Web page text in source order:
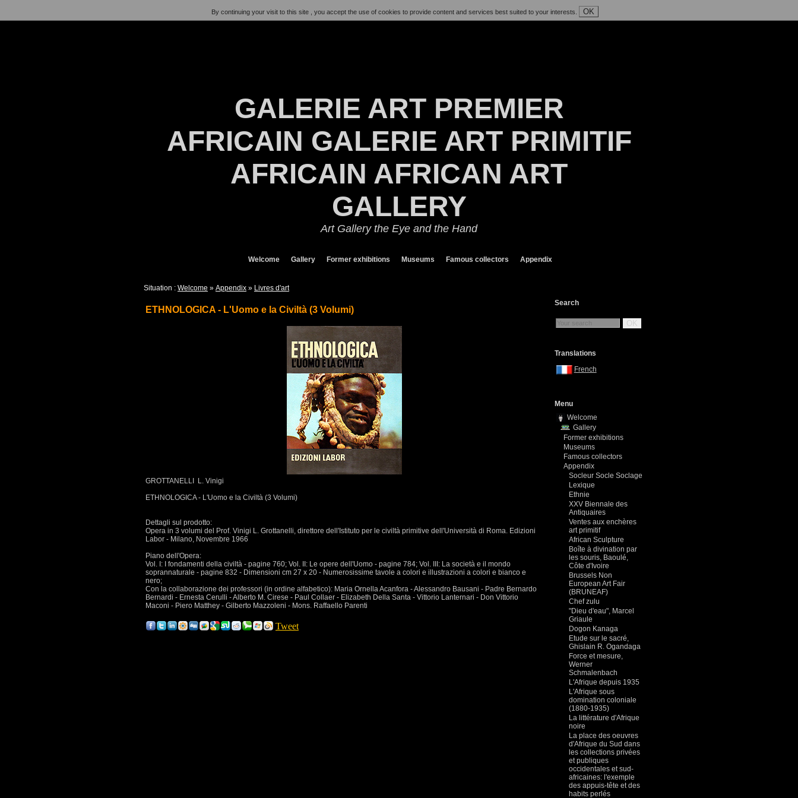
By continuing your visit to this site , you accept the use of cookies to provide content and services best suited to your interests. OK
GALERIE ART PREMIER
AFRICAIN GALERIE ART PRIMITIF
AFRICAIN AFRICAN ART
GALLERY
Art Gallery the Eye and the Hand
Welcome Gallery Former exhibitions Museums Famous collectors Appendix
Situation : Welcome » Appendix » Livres d'art
ETHNOLOGICA - L'Uomo e la Civiltà (3 Volumi)
GROTTANELLI L. Vinigi
ETHNOLOGICA - L'Uomo e la Civiltà (3 Volumi)
Dettagli sul prodotto:
Opera in 3 volumi del Prof. Vinigi L. Grottanelli, direttore dell'Istituto per le civiltà primitive dell'Università di Roma. Edizioni
Labor - Milano, Novembre 1966
Piano dell'Opera:
Vol. I: I fondamenti della civiltà - pagine 760; Vol. II: Le opere dell'Uomo - pagine 784; Vol. III: La società e il mondo
soprannaturale - pagine 832 - Dimensioni cm 27 x 20 - Numerosissime tavole a colori e illustrazioni a colori e bianco e
nero;
Con la collaborazione dei professori (in ordine alfabetico): Maria Ornella Acanfora - Alessandro Bausani - Padre Bernardo
Bernardi - Ernesta Cerulli - Alberto M. Cirese - Paul Collaer - Elizabeth Della Santa - Vittorio Lanternari - Don Vittorio
Maconi - Piero Matthey - Gilberto Mazzoleni - Mons. Raffaello Parenti
Tweet
Search
OK
Translations
French
Menu
Welcome
Gallery
Former exhibitions
Museums
Famous collectors
Appendix
Socleur Socle Soclage
Lexique
Ethnie
XXV Biennale des
Antiquaires
Ventes aux enchères
art primitif
African Sculpture
Boîte à divination par
les souris, Baoulé,
Côte d'Ivoire
Brussels Non
European Art Fair
(BRUNEAF)
Chef zulu
"Dieu d'eau", Marcel
Griaule
Dogon Kanaga
Etude sur le sacré,
Ghislain R. Ogandaga
Force et mesure,
Werner
Schmalenbach
L'Afrique depuis 1935
L'Afrique sous
domination coloniale
(1880-1935)
La littérature d'Afrique
noire
La place des oeuvres
d'Afrique du Sud dans
les collections privées
et publiques
occidentales et sud-
africaines: l'exemple
des appuis-tête et des
habits perlés